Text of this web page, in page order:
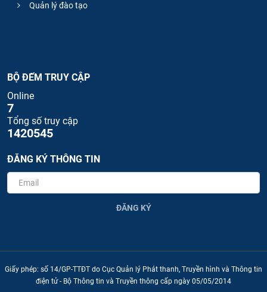
Quản lý đào tạo
BỘ ĐẾM TRUY CẬP
Online
7
Tổng số truy cập
1420545
ĐĂNG KÝ THÔNG TIN
ĐĂNG KÝ
Giấy phép: số 14/GP-TTĐT do Cục Quản lý Phát thanh, Truyền hình và Thông tin
điện tử - Bộ Thông tin và Truyền thông cấp ngày 05/05/2014